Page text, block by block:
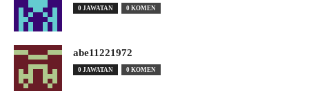
0 JAWATAN 0 KOMEN
abe11221972
0 JAWATAN 0 KOMEN